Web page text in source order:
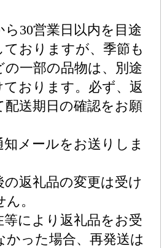
ら30営業日以内を目途
ておりますが、季節も
一部の品物は、別途
おります。必ず、返
送期日の確認をお願
メールをお送りしま
の返礼品の変更は受け
。
等により返礼品をお受
った場合、再発送は